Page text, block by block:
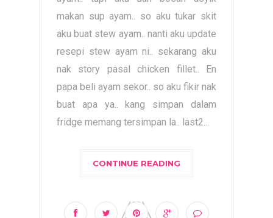
makan sup ayam.. so aku tukar skit
aku buat stew ayam.. nanti aku update
resepi stew ayam ni.. sekarang aku
nak story pasal chicken fillet.. En
papa beli ayam sekor.. so aku fikir nak
buat apa ya.. kang simpan dalam
fridge memang tersimpan la.. last2...
CONTINUE READING